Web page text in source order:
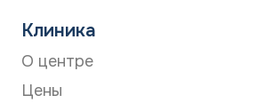
Клиника
О центре
Цены